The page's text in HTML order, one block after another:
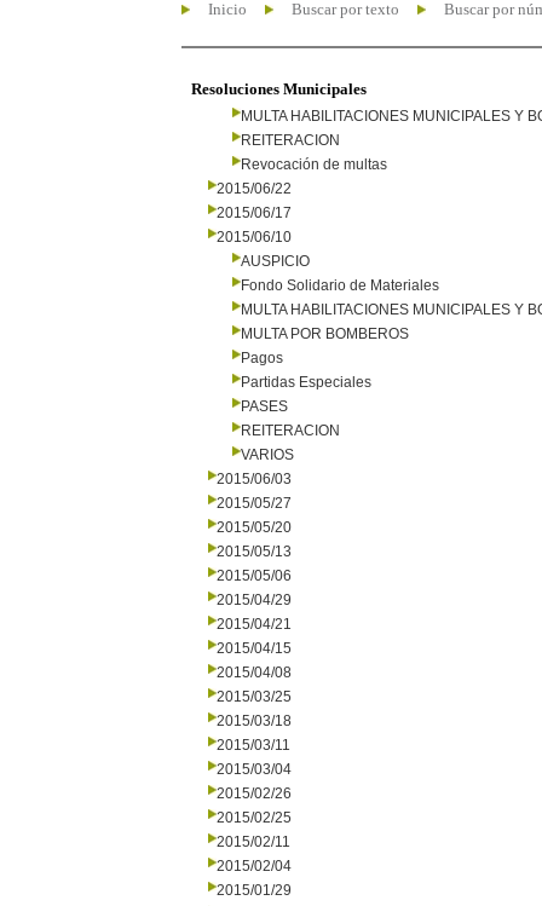
Inicio Buscar por texto Buscar por
Resoluciones Municipales
MULTA HABILITACIONES MUNICIPALES Y
REITERACION
Revocación de multas
2015/06/22
2015/06/17
2015/06/10
AUSPICIO
Fondo Solidario de Materiales
MULTA HABILITACIONES MUNICIPALES Y
MULTA POR BOMBEROS
Pagos
Partidas Especiales
PASES
REITERACION
VARIOS
2015/06/03
2015/05/27
2015/05/20
2015/05/13
2015/05/06
2015/04/29
2015/04/21
2015/04/15
2015/04/08
2015/03/25
2015/03/18
2015/03/11
2015/03/04
2015/02/26
2015/02/25
2015/02/11
2015/02/04
2015/01/29